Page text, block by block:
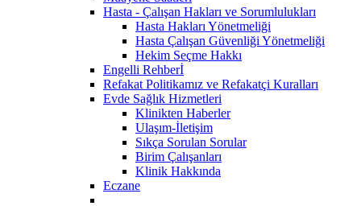
Hasta - Çalışan Hakları ve Sorumlulukları
Hasta Hakları Yönetmeliği
Hasta Çalışan Güvenliği Yönetmeliği
Hekim Seçme Hakkı
Engelli Rehberİ
Refakat Politikamız ve Refakatçi Kuralları
Evde Sağlık Hizmetleri
Klinikten Haberler
Ulaşım-İletişim
Sıkça Sorulan Sorular
Birim Çalışanları
Klinik Hakkında
Eczane